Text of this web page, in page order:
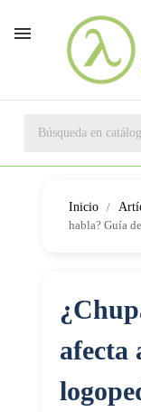

Inicio
habla? Guía
afecta